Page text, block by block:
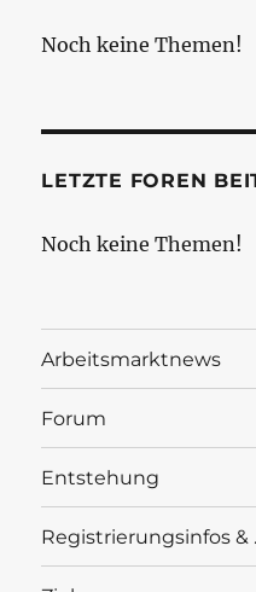
Noch keine Themen!
LETZTE FOREN
Noch keine Themen!
Arbeitsmarktnews
Forum
Entstehung
Registrierungsinfos &